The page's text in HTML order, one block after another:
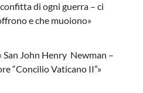
di ogni guerra – ci
e che muoiono»
San John Henry Newman –
“Concilio Vaticano II”»